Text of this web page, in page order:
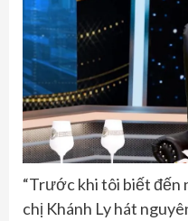
“Trước khi tôi biết đến
chị Khánh Ly hát